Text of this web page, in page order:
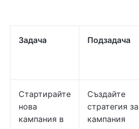
Задача Подзадача
Стартирайте
нова
кампания в
Създайте
стратегия за
кампания